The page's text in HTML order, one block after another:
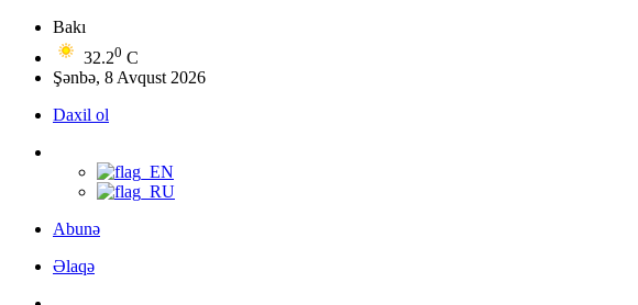
Bakı
32.20 C
Şənbə, 8 Avqust 2026
Daxil ol
Abunə
Əlaqə